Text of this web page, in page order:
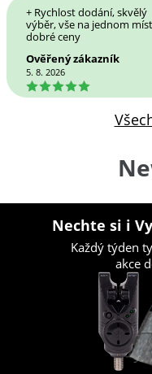
+ Rychlost dodání, skvělý
výběr, vše na jednom
dobré ceny
Ověřený zákazník
5. 8. 2026
5
Nechte si i
Každý týden
akce